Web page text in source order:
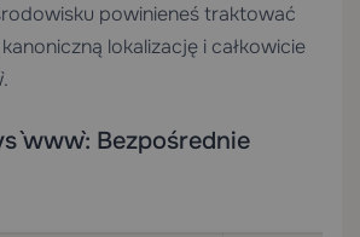
powinieneś traktować
kanoniczną lokalizację i całkowicie
`www`: Bezpośrednie